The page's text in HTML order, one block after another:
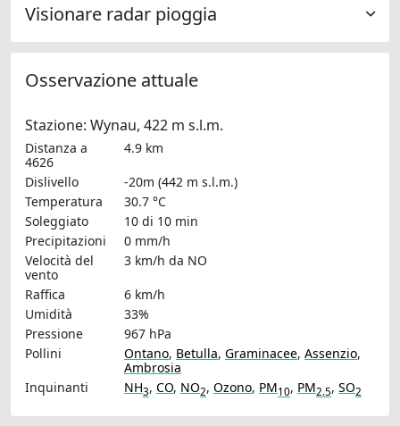
Visionare radar pioggia
Osservazione attuale
Stazione: Wynau, 422 m s.l.m.
Distanza a
4626
4.9 km
Dislivello
-20m (442 m s.l.m.)
Temperatura
30.7 °C
Soleggiato
10 di 10 min
Precipitazioni
0 mm/h
Velocità del
vento
3 km/h da NO
Raffica
6 km/h
Umidità
33%
Pressione
967 hPa
Pollini
Ontano, Betulla, Graminacee, Assenzio,
Ambrosia
Inquinanti
NH3, CO, NO2, Ozono, PM10, PM2.5, SO2